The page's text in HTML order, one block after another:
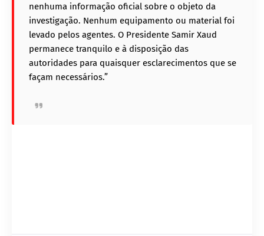
nenhuma informação oficial sobre o objeto da
investigação. Nenhum equipamento ou material foi
levado pelos agentes. O Presidente Samir Xaud
permanece tranquilo e à disposição das
autoridades para quaisquer esclarecimentos que se
façam necessários.”